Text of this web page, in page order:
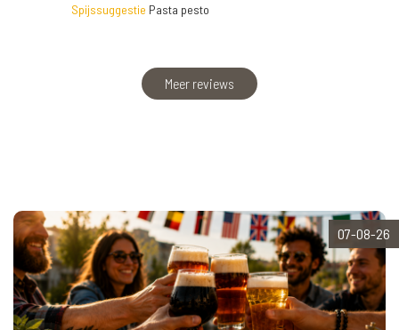
Spijssuggestie Pasta pesto
Meer reviews
07-08-26